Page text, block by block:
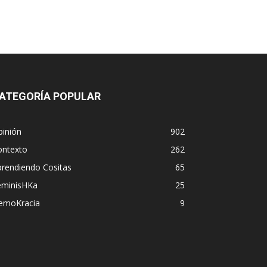
POPULAR
902
262
Cositas
65
25
9